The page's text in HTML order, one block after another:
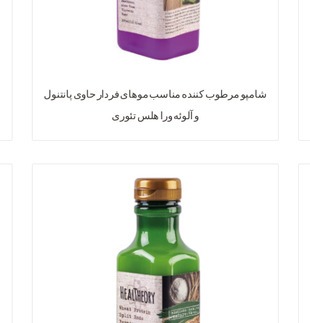
شامپو مرطوب کننده مناسب موهای فردار حاوی پانتنول
و آلوئه ورا هلس تئوری